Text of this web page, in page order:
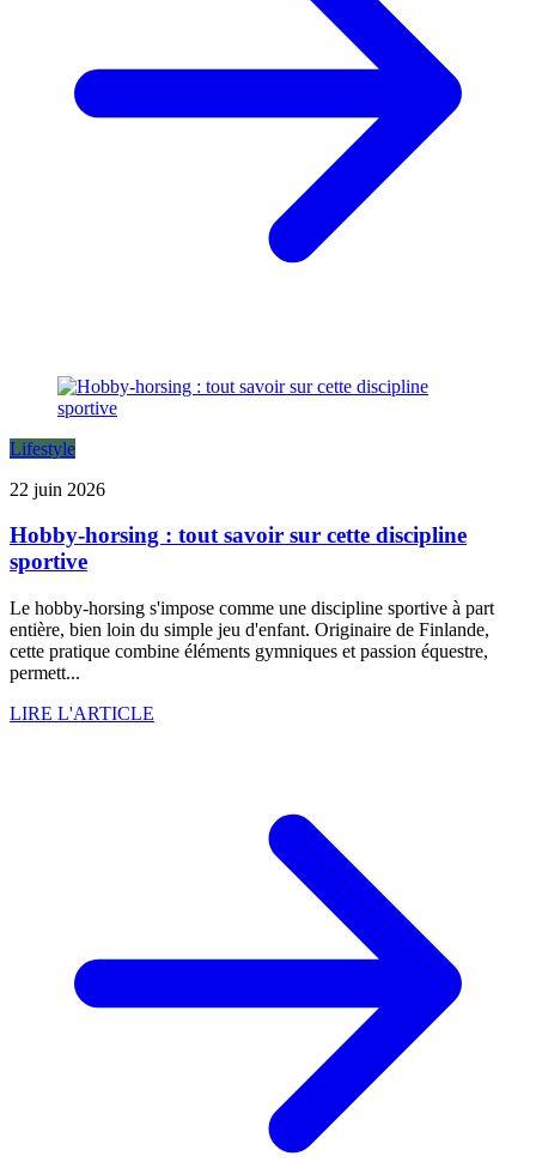
Lifestyle
22 juin 2026
Hobby-horsing : tout savoir sur cette discipline
sportive
Le hobby-horsing s'impose comme une discipline sportive à part
entière, bien loin du simple jeu d'enfant. Originaire de Finlande,
cette pratique combine éléments gymniques et passion équestre,
permett...
LIRE L'ARTICLE